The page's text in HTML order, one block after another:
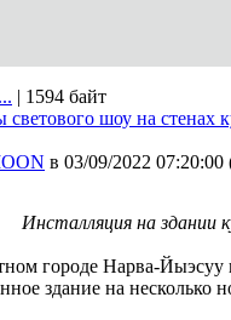
| 1594 байт
светового шоу на стенах
в 03/09/2022 07:20:00
Инсталляция на здании
городе Нарва-Йыэсуу
здание на несколько